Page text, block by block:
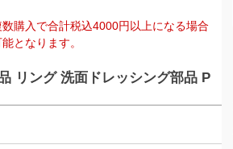
購入で合計税込4000円以上になる場合
となります。
リング 洗面ドレッシング部品 P